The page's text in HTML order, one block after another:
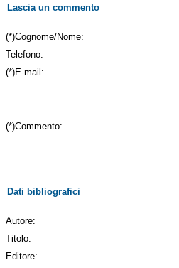
Lascia un commento
(*)Cognome/Nome:
Telefono:
(*)E-mail:
(*)Commento:
Dati bibliografici
Autore:
Titolo:
Editore: